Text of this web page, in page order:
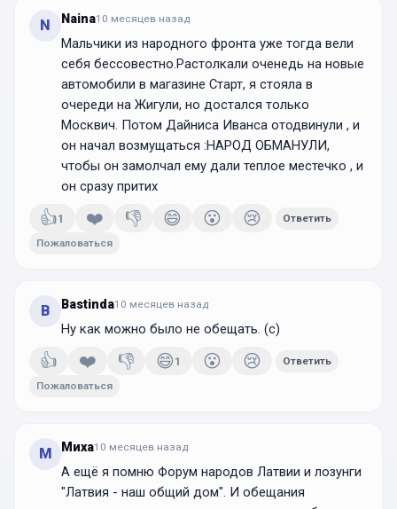
N Naina10 месяцев назад
Мальчики из народного фронта уже тогда вели
себя бессовестно.Растолкали оченедь на новые
автомобили в магазине Старт, я стояла в
очереди на Жигули, но достался только
Москвич. Потом Дайниса Иванса отодвинули , и
он начал возмущаться :НАРОД ОБМАНУЛИ,
чтобы он замолчал ему дали теплое местечко , и
он сразу притих
👍1 ❤️ 👎 😄 😮 😢 Ответить
Пожаловаться
B Bastinda10 месяцев назад
Ну как можно было не обещать. (с)
👍 ❤️ 👎 😄 1 😮 😢 Ответить
Пожаловаться
М Миха10 месяцев назад
А ещё я помню Форум народов Латвии и лозунги
"Латвия - наш общий дом". И обещания